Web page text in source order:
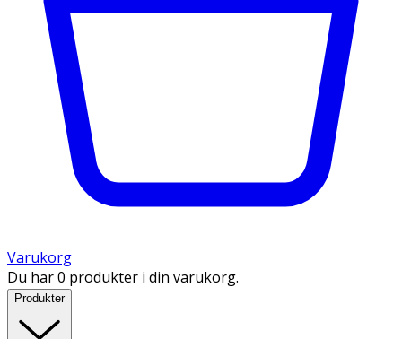
Varukorg
Du har 0 produkter i din varukorg.
Produkter